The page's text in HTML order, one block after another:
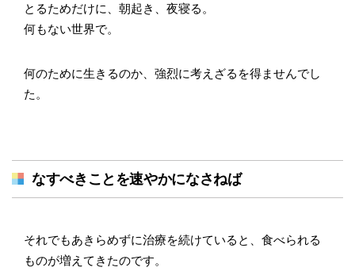
とるためだけに、朝起き、夜寝る。
何もない世界で。
何のために生きるのか、強烈に考えざるを得ませんでし
た。
なすべきことを速やかになさねば
それでもあきらめずに治療を続けていると、食べられる
ものが増えてきたのです。